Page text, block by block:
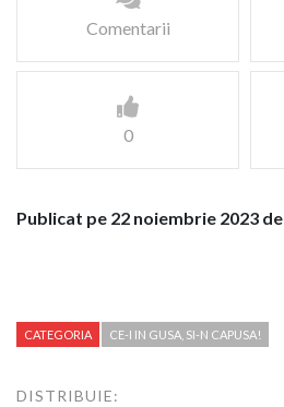
Comentarii
0
Publicat pe 22 noiembrie 2023 de
CATEGORIA CE-I IN GUSA, SI-N CAPUSA!
DISTRIBUIE: